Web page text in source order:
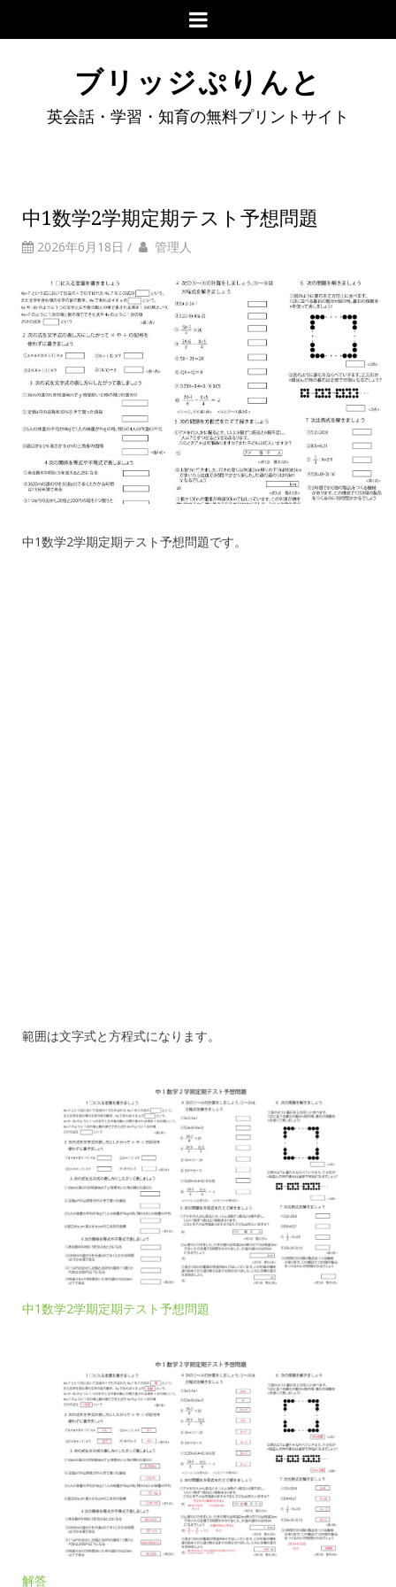
ブリッジぷりんと
英会話・学習・知育の無料プリントサイト
中1数学2学期定期テスト予想問題
2026年6月18日 / 管理人
中1数学2学期定期テスト予想問題です。
範囲は文字式と方程式になります。
中1数学2学期定期テスト予想問題
解答